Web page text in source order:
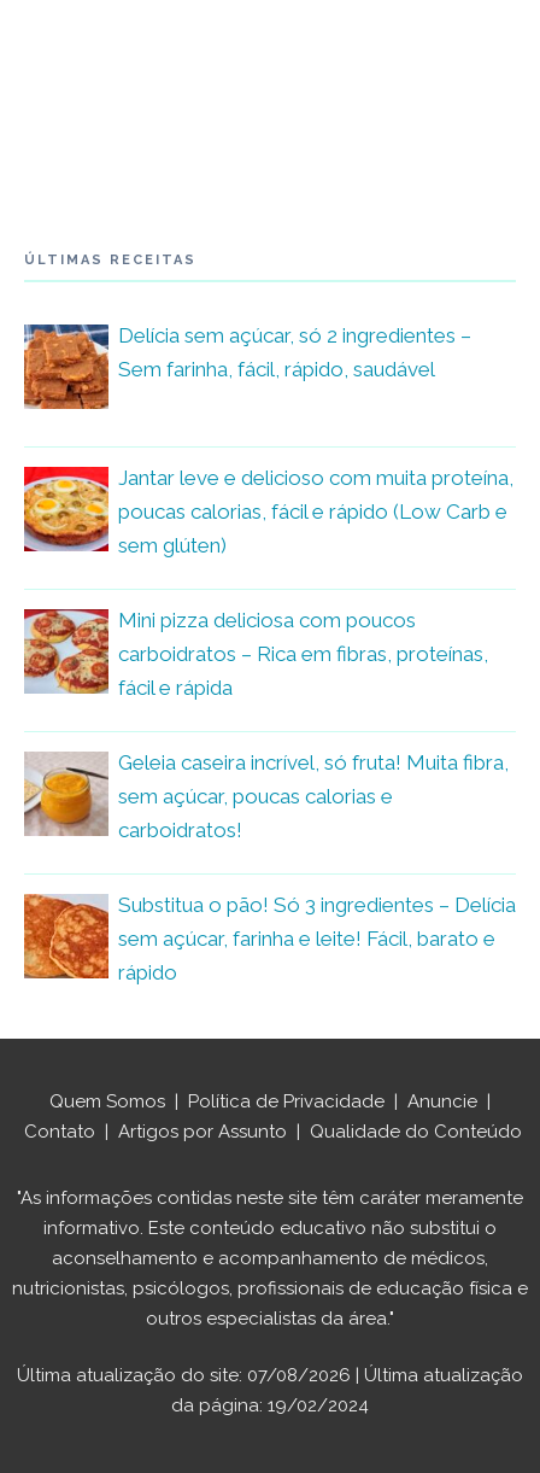
ÚLTIMAS RECEITAS
Delícia sem açúcar, só 2 ingredientes –
Sem farinha, fácil, rápido, saudável
Jantar leve e delicioso com muita proteína,
poucas calorias, fácil e rápido (Low Carb e
sem glúten)
Mini pizza deliciosa com poucos
carboidratos – Rica em fibras, proteínas,
fácil e rápida
Geleia caseira incrível, só fruta! Muita fibra,
sem açúcar, poucas calorias e
carboidratos!
Substitua o pão! Só 3 ingredientes – Delícia
sem açúcar, farinha e leite! Fácil, barato e
rápido
Quem Somos | Política de Privacidade | Anuncie |
Contato | Artigos por Assunto | Qualidade do Conteúdo
"As informações contidas neste site têm caráter meramente
informativo. Este conteúdo educativo não substitui o
aconselhamento e acompanhamento de médicos,
nutricionistas, psicólogos, profissionais de educação física e
outros especialistas da área."
Última atualização do site: 07/08/2026 | Última atualização
da página: 19/02/2024